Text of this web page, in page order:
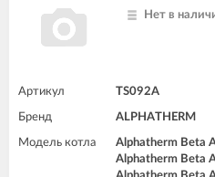
Нет в
Артикул TS092A
Бренд ALPHATHERM
Модель котла
Alphatherm Beta
Alphatherm Beta